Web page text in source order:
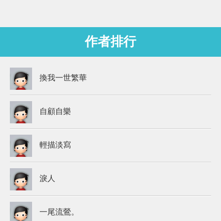
作者排行
換我一世繁華
自顧自樂
輕描淡寫
淚人
一尾流鶯。